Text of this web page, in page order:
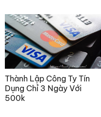
Thành Lập Công Ty Tín
Dụng Chỉ 3 Ngày Với
500k